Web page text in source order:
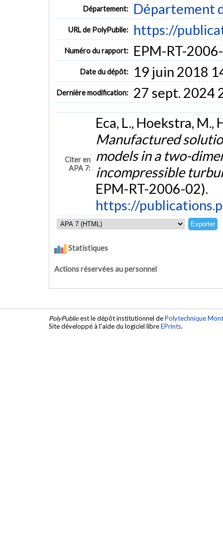
Département:
Département
URL de PolyPublie: https://
Numéro du rapport: EPM-RT-
Date du dépôt: 19 juin 2018
Dernière modification: 27 sept. 2024
Citer en
APA 7:
Eca, L., Hoekstra, M.,
Manufactured
models in a two-
incompressible
EPM-RT-2006-02).
https://
Statistiques
Actions réservées au personnel
PolyPublieest le dépôt institutionnel dePolytechnique
Site développé à l'aide du logiciel libreEPrints.